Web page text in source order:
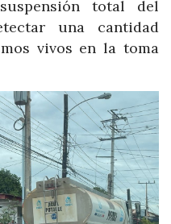
total del
una cantidad
vivos en la toma